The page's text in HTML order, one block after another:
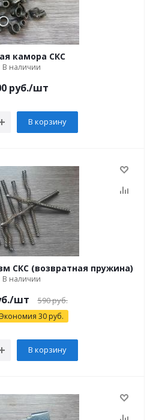
камора СКС
В наличии
руб./шт
В корзину
СКС (возвратная пружина)
В наличии
/шт 590руб.
Экономия 30 руб.
В корзину